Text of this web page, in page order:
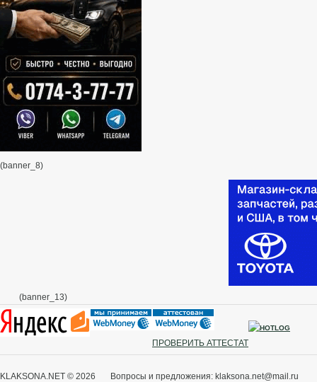
(banner_8)
(banner_13)
ПРОВЕРИТЬ АТТЕСТАТ
KLAKSONA.NET © 2026 Вопросы и предложения: klaksona.net@mail.ru